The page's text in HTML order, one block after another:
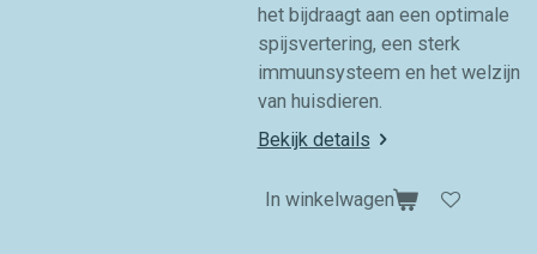
het bijdraagt aan een optimale
spijsvertering, een sterk
immuunsysteem en het welzijn
van huisdieren.
Bekijk details
In winkelwagen